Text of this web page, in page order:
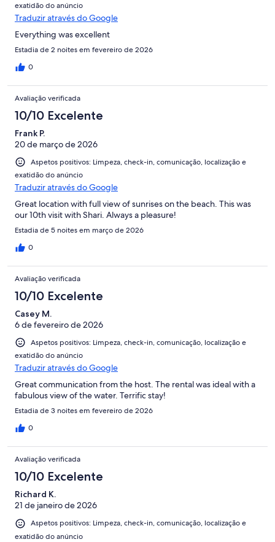
exatidão do anúncio
Traduzir através do Google
Everything was excellent
Estadia de 2 noites em fevereiro de 2026
0
Avaliação verificada
10/10 Excelente
Frank P.
20 de março de 2026
Aspetos positivos: Limpeza, check-in, comunicação, localização e
exatidão do anúncio
Traduzir através do Google
Great location with full view of sunrises on the beach. This was
our 10th visit with Shari. Always a pleasure!
Estadia de 5 noites em março de 2026
0
Avaliação verificada
10/10 Excelente
Casey M.
6 de fevereiro de 2026
Aspetos positivos: Limpeza, check-in, comunicação, localização e
exatidão do anúncio
Traduzir através do Google
Great communication from the host. The rental was ideal with a
fabulous view of the water. Terrific stay!
Estadia de 3 noites em fevereiro de 2026
0
Avaliação verificada
10/10 Excelente
Richard K.
21 de janeiro de 2026
Aspetos positivos: Limpeza, check-in, comunicação, localização e
exatidão do anúncio